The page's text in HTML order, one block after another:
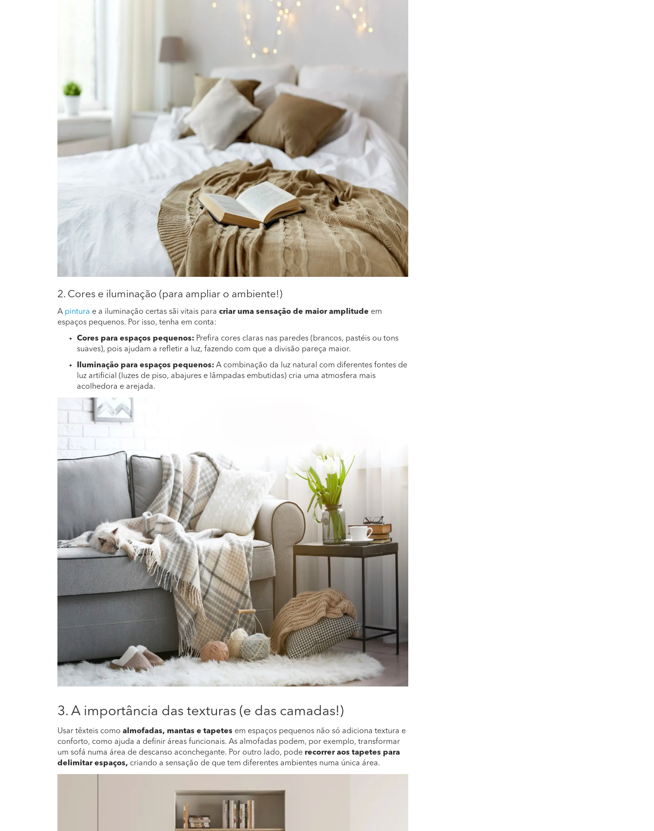
2. Cores e iluminação (para ampliar o ambiente!)
A pintura e a iluminação certas sãi vitais para criar uma sensação de maior amplitude em
espaços pequenos. Por isso, tenha em conta:
Cores para espaços pequenos: Prefira cores claras nas paredes (brancos, pastéis ou tons
suaves), pois ajudam a refletir a luz, fazendo com que a divisão pareça maior.
Iluminação para espaços pequenos: A combinação da luz natural com diferentes fontes de
luz artificial (luzes de piso, abajures e lâmpadas embutidas) cria uma atmosfera mais
acolhedora e arejada.
3. A importância das texturas (e das camadas!)
Usar têxteis como almofadas, mantas e tapetes em espaços pequenos não só adiciona textura e
conforto, como ajuda a definir áreas funcionais. As almofadas podem, por exemplo, transformar
um sofá numa área de descanso aconchegante. Por outro lado, pode recorrer aos tapetes para
delimitar espaços, criando a sensação de que tem diferentes ambientes numa única área.